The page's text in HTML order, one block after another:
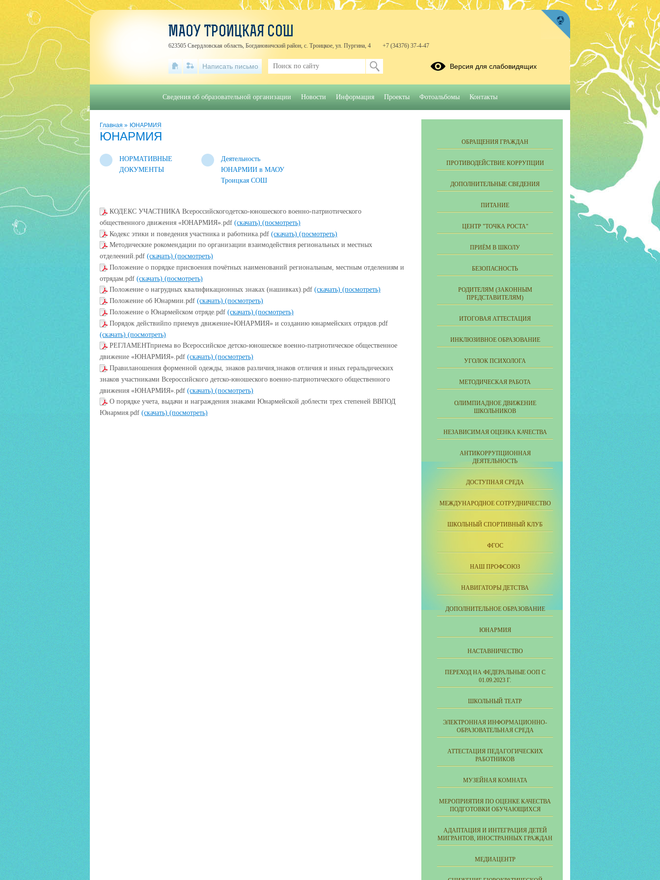
Главная » ЮНАРМИЯ
ЮНАРМИЯ
НОРМАТИВНЫЕ
ДОКУМЕНТЫ
Деятельность
ЮНАРМИИ в МАОУ
Троицкая СОШ
КОДЕКС УЧАСТНИКА Всероссийскогодетско-юношеского военно-патриотического
общественного движения «ЮНАРМИЯ».pdf (скачать) (посмотреть)
Кодекс этики и поведения участника и работника.pdf (скачать) (посмотреть)
Методические рокомендации по организации взаимодействия региональных и местных
отделеений.pdf (скачать) (посмотреть)
Положение о порядке присвоения почётных наименований региональным, местным отделениям и
отрядам.pdf (скачать) (посмотреть)
Положение о нагрудных квалификационных знаках (нашивках).pdf (скачать) (посмотреть)
Положение об Юнармии.pdf (скачать) (посмотреть)
Положение о Юнармейском отряде.pdf (скачать) (посмотреть)
Порядок действийпо приемув движение«ЮНАРМИЯ» и созданию юнармейских отрядов.pdf
(скачать) (посмотреть)
РЕГЛАМЕНТприема во Всероссийское детско-юношеское военно-патриотическое общественное
движение «ЮНАРМИЯ».pdf (скачать) (посмотреть)
Правиланошения форменной одежды, знаков различия,знаков отличия и иных геральдических
знаков участниками Всероссийского детско-юношеского военно-патриотического общественного
движения «ЮНАРМИЯ».pdf (скачать) (посмотреть)
О порядке учета, выдачи и награждения знаками Юнармейской доблести трех степеней ВВПОД
Юнармия.pdf (скачать) (посмотреть)
ОБРАЩЕНИЯ ГРАЖДАН
ПРОТИВОДЕЙСТВИЕ КОРРУПЦИИ
ДОПОЛНИТЕЛЬНЫЕ СВЕДЕНИЯ
ПИТАНИЕ
ЦЕНТР "ТОЧКА РОСТА"
ПРИЁМ В ШКОЛУ
БЕЗОПАСНОСТЬ
РОДИТЕЛЯМ (ЗАКОННЫМ
ПРЕДСТАВИТЕЛЯМ)
ИТОГОВАЯ АТТЕСТАЦИЯ
ИНКЛЮЗИВНОЕ ОБРАЗОВАНИЕ
УГОЛОК ПСИХОЛОГА
МЕТОДИЧЕСКАЯ РАБОТА
ОЛИМПИАДНОЕ ДВИЖЕНИЕ
ШКОЛЬНИКОВ
НЕЗАВИСИМАЯ ОЦЕНКА КАЧЕСТВА
АНТИКОРРУПЦИОННАЯ
ДЕЯТЕЛЬНОСТЬ
ДОСТУПНАЯ СРЕДА
МЕЖДУНАРОДНОЕ СОТРУДНИЧЕСТВО
ШКОЛЬНЫЙ СПОРТИВНЫЙ КЛУБ
ФГОС
НАШ ПРОФСОЮЗ
НАВИГАТОРЫ ДЕТСТВА
ДОПОЛНИТЕЛЬНОЕ ОБРАЗОВАНИЕ
ЮНАРМИЯ
НАСТАВНИЧЕСТВО
ПЕРЕХОД НА ФЕДЕРАЛЬНЫЕ ООП С
01.09.2023 Г.
ШКОЛЬНЫЙ ТЕАТР
ЭЛЕКТРОННАЯ ИНФОРМАЦИОННО-
ОБРАЗОВАТЕЛЬНАЯ СРЕДА
АТТЕСТАЦИЯ ПЕДАГОГИЧЕСКИХ
РАБОТНИКОВ
МУЗЕЙНАЯ КОМНАТА
МЕРОПРИЯТИЯ ПО ОЦЕНКЕ КАЧЕСТВА
ПОДГОТОВКИ ОБУЧАЮЩИХСЯ
АДАПТАЦИЯ И ИНТЕГРАЦИЯ ДЕТЕЙ
МИГРАНТОВ, ИНОСТРАННЫХ ГРАЖДАН
МЕДИАЦЕНТР
МАОУ ТРОИЦКАЯ СОШ
623505 Свердловская область, Богдановичский район, с. Троицкое, ул. Пургина, 4 +7 (34376) 37-4-47
Написать письмо Версия для слабовидящих
Сведения об образовательной организации Новости Информация Проекты Фотоальбомы Контакты